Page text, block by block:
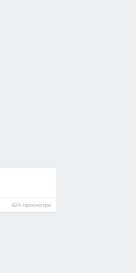
624 просмотра